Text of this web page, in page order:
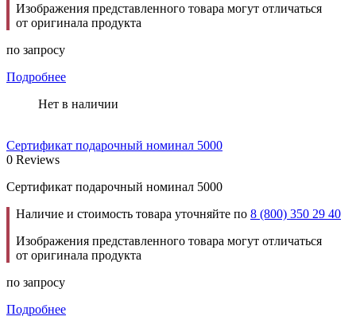
Изображения представленного товара могут отличаться
от оригинала продукта
по запросу
Подробнее
Нет в наличии
Сертификат подарочный номинал 5000
0 Reviews
Сертификат подарочный номинал 5000
Наличие и стоимость товара уточняйте по 8 (800) 350 29 40
Изображения представленного товара могут отличаться
от оригинала продукта
по запросу
Подробнее